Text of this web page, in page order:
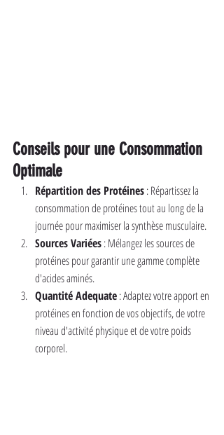
Conseils pour une Consommation
Optimale
Répartition des Protéines : Répartissez la
consommation de protéines tout au long de la
journée pour maximiser la synthèse musculaire.
Sources Variées : Mélangez les sources de
protéines pour garantir une gamme complète
d'acides aminés.
Quantité Adequate : Adaptez votre apport en
protéines en fonction de vos objectifs, de votre
niveau d'activité physique et de votre poids
corporel.